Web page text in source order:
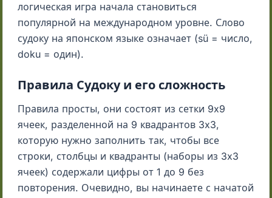
логическая игра начала становиться
популярной на международном уровне. Слово
судоку на японском языке означает (sü = число,
doku = один).
Правила Судоку и его сложность
Правила просты, они состоят из сетки 9x9
ячеек, разделенной на 9 квадрантов 3x3,
которую нужно заполнить так, чтобы все
строки, столбцы и квадранты (наборы из 3x3
ячеек) содержали цифры от 1 до 9 без
повторения. Очевидно, вы начинаете с начатой